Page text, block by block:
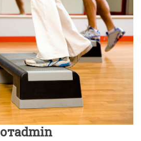
отadmin